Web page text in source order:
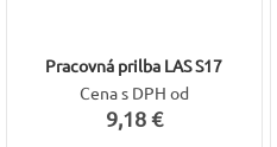
Pracovná prilba LAS S17
Cena s DPH od
9,18 €